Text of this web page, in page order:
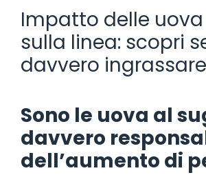
Impatto delle
sulla linea: scopri
davvero ingrassare
Sono le uova al
davvero
dell’aumento di